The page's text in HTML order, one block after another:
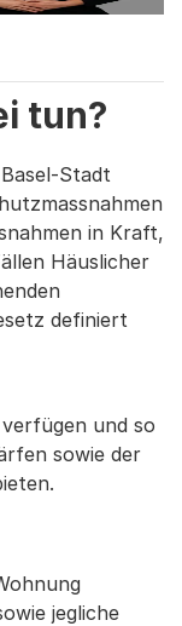
tun?
Stadt
in Kraft,
Häuslicher
definiert
und so
sowie der
jegliche